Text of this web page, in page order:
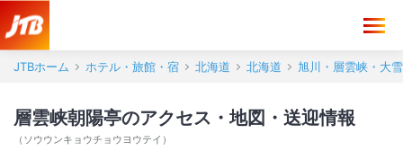
JTBホーム ホテル・旅館・宿 北海道 北海道 旭川・層雲峡・大
層雲峡朝陽亭のアクセス・地図・送迎情報
（ ソウウンキョウチョウヨウテイ ）